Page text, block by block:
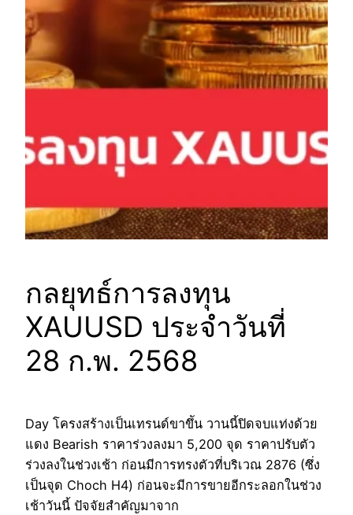
กลยุทธ์การลงทุน
XAUUSD ประจำวันที่
28 ก.พ. 2568
Day โครงสร้างเป็นเทรนด์ขาขึัน วานนี้ปิดจบแท่งด้วย
แดง Bearish ราคาร่วงลงมา 5,200 จุด ราคาปรับตัว
ร่วงลงในช่วงเช้า ก่อนมีการทรงตัวที่บริเวณ 2876 (ซึ่ง
เป็นจุด Choch H4) ก่อนจะมีการขายอีกระลอกในช่วง
เช้าวันนี้ ปัจจัยสำคัญมาจาก